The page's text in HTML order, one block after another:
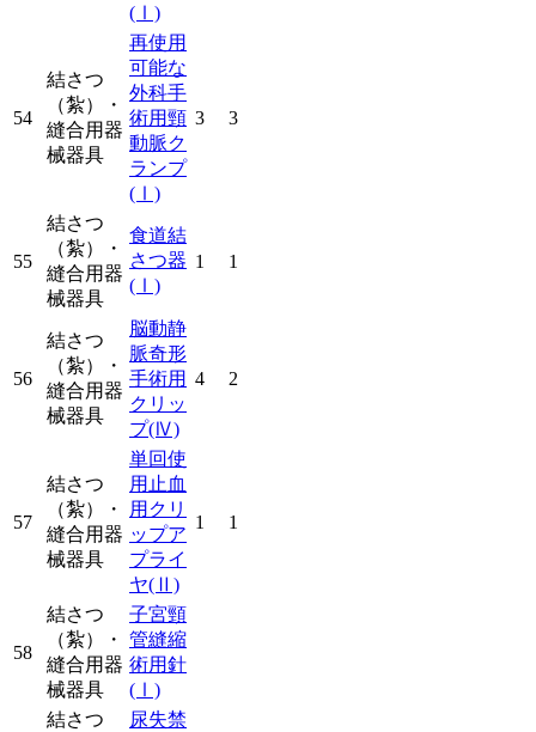
(Ⅰ)
54
結さつ
（紮）・
縫合用器
械器具
再使用
可能な
外科手
術用頸
動脈ク
ランプ
(Ⅰ)
3 3
55
結さつ
（紮）・
縫合用器
械器具
食道結
さつ器
(Ⅰ)
1 1
56
結さつ
（紮）・
縫合用器
械器具
脳動静
脈奇形
手術用
クリッ
プ(Ⅳ)
4 2
57
結さつ
（紮）・
縫合用器
械器具
単回使
用止血
用クリ
ップア
プライ
ヤ(Ⅱ)
1 1
58
結さつ
（紮）・
縫合用器
械器具
子宮頸
管縫縮
術用針
(Ⅰ)
結さつ
尿失禁